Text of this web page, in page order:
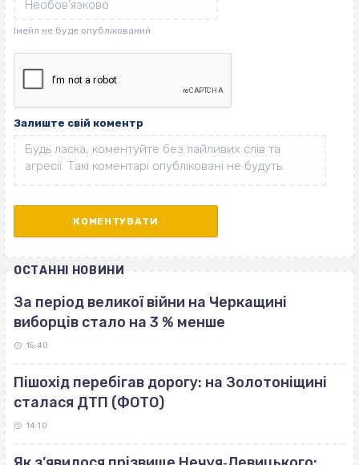
Залиште свій коментр
ОСТАННІ НОВИНИ
За період великої війни на Черкащині
виборців стало на 3 % менше
15:40
Пішохід перебігав дорогу: на Золотоніщині
сталася ДТП (ФОТО)
14:10